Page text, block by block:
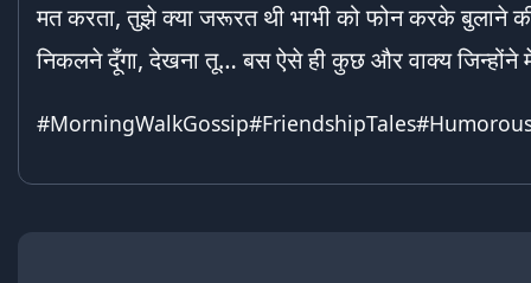
मत करता, तुझे क्या जरूरत थी भाभी को फोन करके बुलाने
निकलने दूँगा, देखना तू… बस ऐसे ही कुछ और वाक्य जिन्होंने